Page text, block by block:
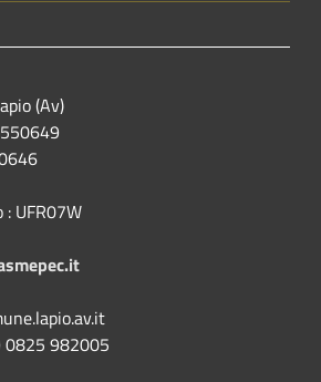
(Av)
: UFR07W
0825 982005